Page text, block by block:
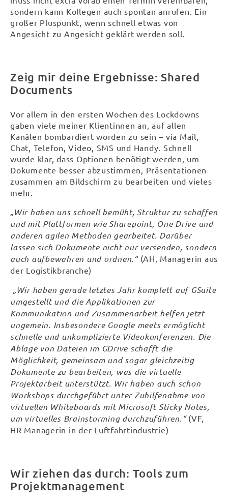
sondern kann Kollegen auch spontan anrufen. Ein
großer Pluspunkt, wenn schnell etwas von
Angesicht zu Angesicht geklärt werden soll.
Zeig mir deine Ergebnisse: Shared
Documents
Vor allem in den ersten Wochen des Lockdowns
gaben viele meiner Klientinnen an, auf allen
Kanälen bombardiert worden zu sein – via Mail,
Chat, Telefon, Video, SMS und Handy. Schnell
wurde klar, dass Optionen benötigt werden, um
Dokumente besser abzustimmen, Präsentationen
zusammen am Bildschirm zu bearbeiten und vieles
mehr.
„Wir haben uns schnell bemüht, Struktur zu schaffen
und mit Plattformen wie Sharepoint, One Drive und
anderen agilen Methoden gearbeitet. Darüber
lassen sich Dokumente nicht nur versenden, sondern
auch aufbewahren und ordnen.“ (AH, Managerin aus
der Logistikbranche)
„Wir haben gerade letztes Jahr komplett auf GSuite
umgestellt und die Applikationen zur
Kommunikation und Zusammenarbeit helfen jetzt
ungemein. Insbesondere Google meets ermöglicht
schnelle und unkomplizierte Videokonferenzen. Die
Ablage von Dateien im GDrive schafft die
Möglichkeit, gemeinsam und sogar gleichzeitig
Dokumente zu bearbeiten, was die virtuelle
Projektarbeit unterstützt. Wir haben auch schon
Workshops durchgeführt unter Zuhilfenahme von
virtuellen Whiteboards mit Microsoft Sticky Notes,
um virtuelles Brainstorming durchzuführen.“(VF,
HR Managerin in der Luftfahrtindustrie)
Wir ziehen das durch: Tools zum
Projektmanagement